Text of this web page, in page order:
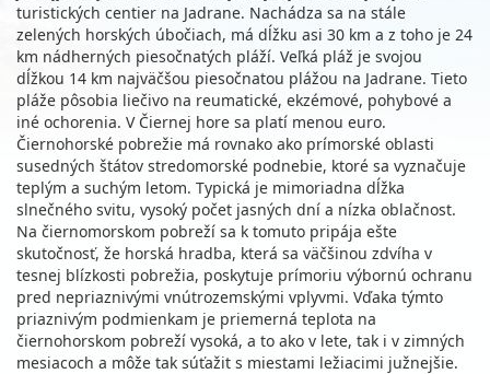
turistických centier na Jadrane. Nachádza sa na stále
zelených horských úbočiach, má dĺžku asi 30 km a z toho je 24
km nádherných piesočnatých pláží. Veľká pláž je svojou
dĺžkou 14 km najväčšou piesočnatou plážou na Jadrane. Tieto
pláže pôsobia liečivo na reumatické, ekzémové, pohybové a
iné ochorenia. V Čiernej hore sa platí menou euro.
Čiernohorské pobrežie má rovnako ako prímorské oblasti
susedných štátov stredomorské podnebie, ktoré sa vyznačuje
teplým a suchým letom. Typická je mimoriadna dĺžka
slnečného svitu, vysoký počet jasných dní a nízka oblačnost.
Na čiernomorskom pobreží sa k tomuto pripája ešte
skutočnosť, že horská hradba, která sa väčšinou zdvíha v
tesnej blízkosti pobrežia, poskytuje prímoriu výbornú ochranu
pred nepriaznivými vnútrozemskými vplyvmi. Vďaka týmto
priaznivým podmienkam je priemerná teplota na
čiernohorskom pobreží vysoká, a to ako v lete, tak i v zimných
mesiacoch a môže tak súťažit s miestami ležiacimi južnejšie.